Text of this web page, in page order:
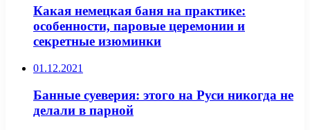
Какая немецкая баня на практике:
особенности, паровые церемонии и
секретные изюминки
01.12.2021
Банные суеверия: этого на Руси никогда не
делали в парной